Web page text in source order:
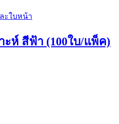
ะใบหน้า
ะห์ สีฟ้า (100ใบ/แพ็ค)